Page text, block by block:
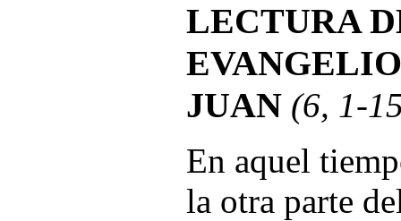
LECTURA
JUAN (6, 1-
En aquel
la otra parte